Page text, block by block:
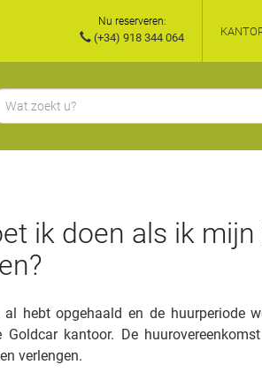
Nu reserveren:
(+34) 918 344 064
ik doen als ik
hebt opgehaald en de huurperiode
Goldcar kantoor. De
verlengen.